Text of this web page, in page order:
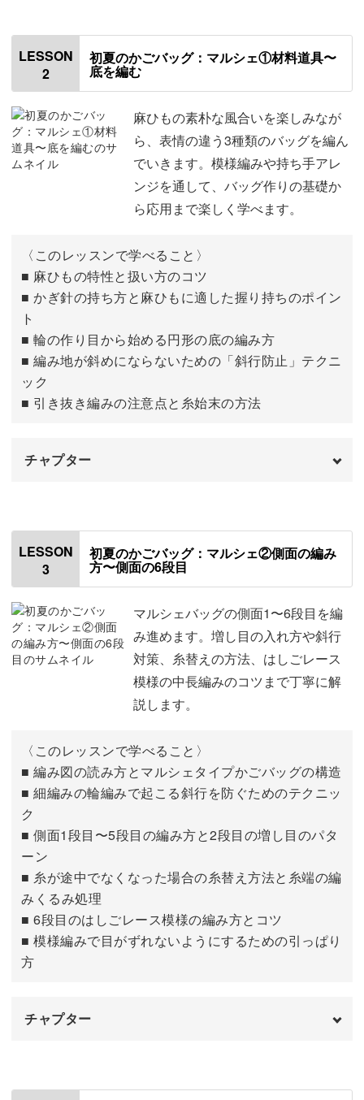
糸の引き抜き方や力加減など、麻ひもならではのコツを基
礎から丁寧に解説。
太さがあるので、少ない目数でもしっかりと丈夫なバッグ
少し独特な素材ですが、安価で手に入りやすく、気軽に挑
戦できるのもポイント。
麻ひもで編めるようになると、ほかの糸での編み物がぐっ
と扱いやすく感じられますよ。
3種類の異なる編み地を通して、バッグ作りの表現の幅を
楽しめます。
▲マルシェ型バッグ
▲軽やかな模様の折りたたみバッグ
▲立体感のある松編みのバケツ型バッグ
模様編みの配置や側面の構造によって、シルエットが変
化。
同じ麻ひもでも、編み方で印象も変わる面白さを楽しめま
す！
LESSON
2
初夏のかごバッグ：マルシェ①材料道具〜
底を編む
麻ひもの素朴な風合いを楽しみなが
ら、表情の違う3種類のバッグを編ん
でいきます。模様編みや持ち手アレ
ンジを通して、バッグ作りの基礎か
ら応用まで楽しく学べます。
〈このレッスンで学べること〉
■ 麻ひもの特性と扱い方のコツ
■ かぎ針の持ち方と麻ひもに適した握り持ちのポイン
ト
■ 輪の作り目から始める円形の底の編み方
■ 編み地が斜めにならないための「斜行防止」テクニ
ック
■ 引き抜き編みの注意点と糸始末の方法
チャプター
使用材料・道具
底の編み方について
かぎ針の持ち方 04:15
麻紐のちりの取り方 05:24
07:04
5〜11段目を編む
編み始めの糸処理をする 22:31
12段目を編む 24:13
LESSON
3
初夏のかごバッグ：マルシェ②側面の編み
方〜側面の6段目
マルシェバッグの側面1〜6段目を編
み進めます。増し目の入れ方や斜行
対策、糸替えの方法、はしごレース
模様の中長編みのコツまで丁寧に解
説します。
〈このレッスンで学べること〉
■ 編み図の読み方とマルシェタイプかごバッグの構造
■ 細編みの輪編みで起こる斜行を防ぐためのテクニッ
ク
■ 側面1段目〜5段目の編み方と2段目の増し目のパタ
ーン
■ 糸が途中でなくなった場合の糸替え方法と糸端の編
みくるみ処理
■ 6段目のはしごレース模様の編み方とコツ
■ 模様編みで目がずれないようにするための引っぱり
方
チャプター
側面の編み方について